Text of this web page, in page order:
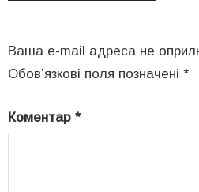
Ваша e-mail адреса не
Обов’язкові поля позначені *
Коментар *